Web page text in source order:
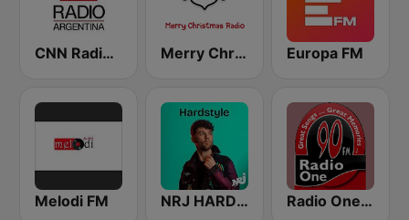
CNN Radio Argentina Merry Christmas Radio Europa FM
Melodi FM NRJ HARDSTYLE Radio One FM 90